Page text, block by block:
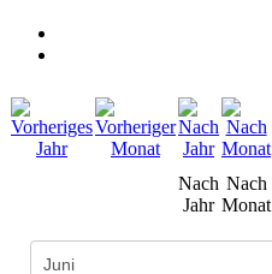
Nach
Jahr
Nach
Monat